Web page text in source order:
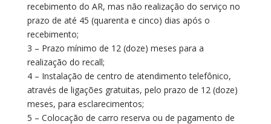
recebimento do AR, mas não realização do serviço no
prazo de até 45 (quarenta e cinco) dias após o
recebimento;
3 – Prazo mínimo de 12 (doze) meses para a
realização do recall;
4 – Instalação de centro de atendimento telefônico,
através de ligações gratuitas, pelo prazo de 12 (doze)
meses, para esclarecimentos;
5 – Colocação de carro reserva ou de pagamento de